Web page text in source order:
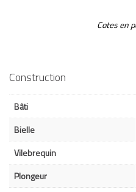
Cotes en
Construction
Bâti
Bielle
Vilebrequin
Plongeur